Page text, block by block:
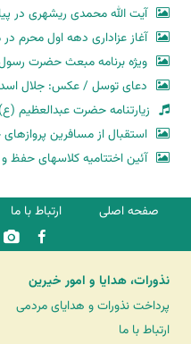
آیت الله محمدی ریشهری در
آغاز عزاداری دهه اول
ویژه برنامه مبعث حضرت
دعای توسل / عکس: جلال
زیارتنامه حضرت عبدالعظیم
استقبال از مسافرین
آئین اختتامیه کلاسهای حفظ
صفحه اصلی ارتباط با ما
نذورات، هدایا و امور خیرین
پرداخت نذورات و هدایای مردمی
ارتباط با ما